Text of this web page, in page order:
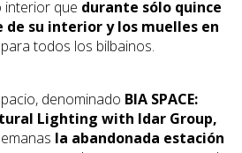
interior que durante sólo quince
su interior y los muelles en
para todos los bilbainos.
denominado BIA SPACE:
Lighting with Idar Group,
la abandonada estación